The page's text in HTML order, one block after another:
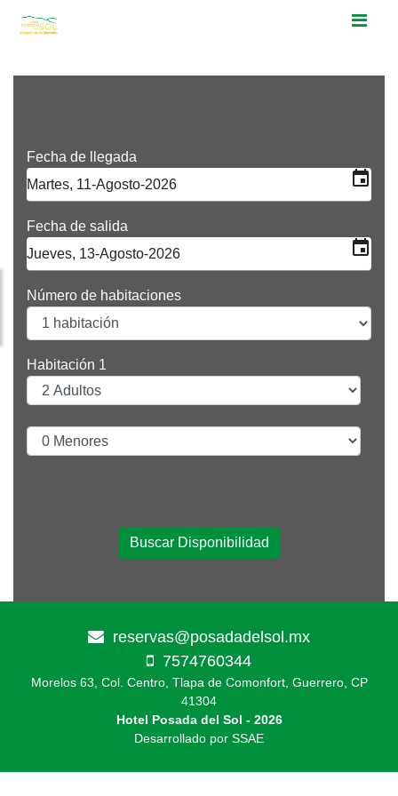
Fecha de llegada
event
Fecha de salida
event
Número de habitaciones
Habitación 1
Buscar Disponibilidad
reservas@posadadelsol.mx
7574760344
Morelos 63, Col. Centro, Tlapa de Comonfort, Guerrero, CP
41304
Hotel Posada del Sol - 2026
Desarrollado por SSAE